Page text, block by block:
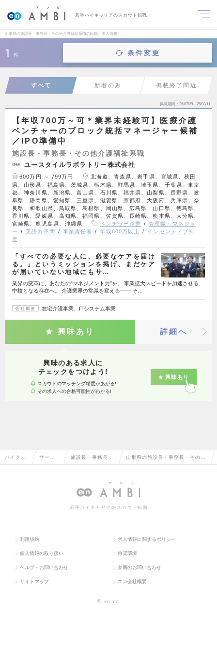
若手ハイキャリアのスカウト転職
山形県の施設長・事務長・その他介護福祉系職の転職・求人情報
1 件 条件変更
すべて 新着のみ 掲載終了間近
掲載期間 26/07/29～26/08/11
【年収700万～可＊業界未経験可】医療介護
ベンチャーのブロック統括マネージャー候補
／IPO準備中
施設長・事務長・その他介護福祉系職
ユースタイルラボラトリー株式会社
600万円 ～ 799万円
北海道、青森県、岩手県、宮城県、秋田
県、山形県、福島県、茨城県、栃木県、群馬県、埼玉県、千葉県、東京
都、神奈川県、新潟県、富山県、石川県、福井県、山梨県、長野県、岐
阜県、静岡県、愛知県、三重県、滋賀県、京都府、大阪府、兵庫県、奈
良県、和歌山県、鳥取県、島根県、岡山県、広島県、山口県、徳島県、
香川県、愛媛県、高知県、福岡県、佐賀県、長崎県、熊本県、大分県、
宮崎県、鹿児島県、沖縄県
ベンチャー企業
管理職・マネジャ
ー
英語力不問 事業責任者 年収600万以上
インセンティブ制
度
「すべての必要な人に、必要なケアを届け
る。」というミッションを掲げ、まだケア
が届いていない地域にもサ…
業界の変革に、あなたの“マネジメント力”を。 事業拡大スピードを加速させる、
中核となる存在へ。 介護業界の常識を変える―― そ…
会社概要 在宅介護事業、ITシステム事業
興味あり 詳細へ
興味のある求人に
チェックをつけよう!
スカウトのマッチング精度があがる!
その求人への合格可能性がわかる!
興味あり
ハイクラ サービ 施設長・事務長・ 山形県の施設長・事務長・その他
覧
若手ハイキャリアのスカウト転職
利用規約 求人情報に関するポリシー
個人情報の取り扱い 推奨環境
ヘルプ・お問い合わせ 参画のお問い合わせ
サイトマップ エン会社概要
© en Inc.